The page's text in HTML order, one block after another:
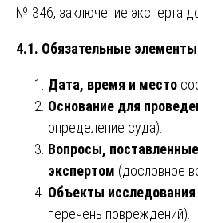
№ 346, заключение эксперта
4.1. Обязательные элементы
Дата, время и место
Основание для
определение суда).
Вопросы,
экспертом (дословное
Объекты исследования
перечень повреждений).